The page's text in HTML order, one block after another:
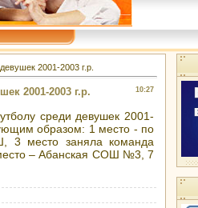
2001-2003 г.р.
10:27
2001-2003 г.р.
среди девушек 2001-
образом: 1 место - по
3 место заняла команда
– Абанская СОШ №3, 7